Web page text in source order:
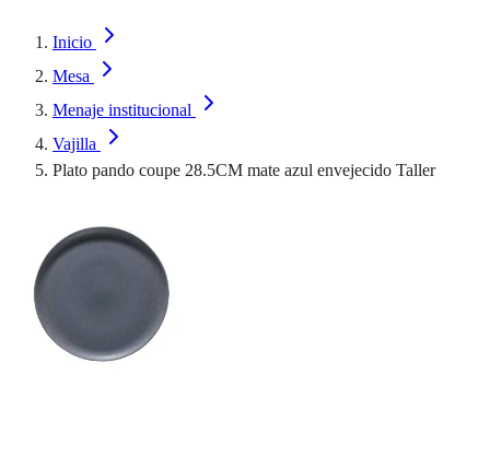
Inicio
Mesa
Menaje institucional
Vajilla
Plato pando coupe 28.5CM mate azul envejecido Taller